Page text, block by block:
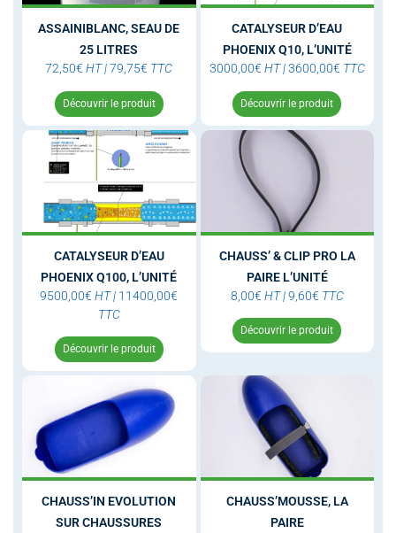
ASSAINIBLANC, SEAU DE
25 LITRES
72,50€ HT| 79,75€ TTC
Découvrir le produit
CATALYSEUR D’EAU
PHOENIX Q10, L’UNITÉ
3000,00€ HT | 3600,00€ TTC
Découvrir le produit
CATALYSEUR D’EAU
PHOENIX Q100, L’UNITÉ
9500,00€ HT| 11400,00€
TTC
Découvrir le produit
CHAUSS’ & CLIP PRO LA
PAIRE L’UNITÉ
8,00€ HT | 9,60€ TTC
Découvrir le produit
CHAUSS’IN EVOLUTION
SUR CHAUSSURES
CHAUSS’MOUSSE, LA
PAIRE